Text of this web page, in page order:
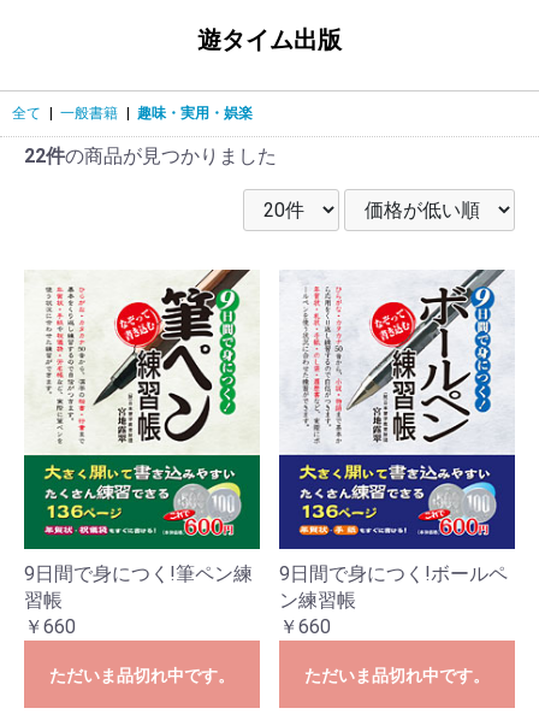
遊タイム出版
全て 一般書籍 趣味・実用・娯楽
22件の商品が見つかりました
9日間で身につく!筆ペン練
習帳
￥660
ただいま品切れ中です。
9日間で身につく!ボールペ
ン練習帳
￥660
ただいま品切れ中です。